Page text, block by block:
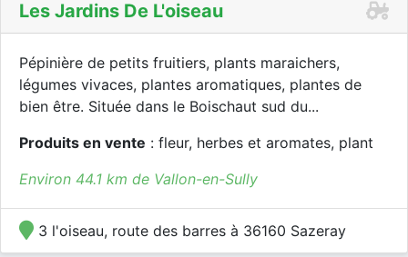
Les Jardins De L'oiseau
Pépinière de petits fruitiers, plants maraichers,
légumes vivaces, plantes aromatiques, plantes de
bien être. Située dans le Boischaut sud du...
Produits en vente : fleur, herbes et aromates, plant
Environ 44.1 km de Vallon-en-Sully
3 l'oiseau, route des barres à 36160 Sazeray